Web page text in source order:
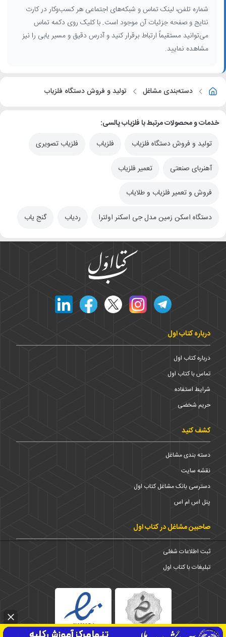
شماره تلفن، لینک تماس و شبکه‌های اجتماعی هر کسب‌وکار در کارت
نتایج و صفحه جزئیات آن موجود است. با کلیک روی دکمه تماس
می‌توانید مستقیماً ارتباط برقرار کنید و آدرس دقیق و مسیر یابی را نیز
مشاهده نمایید.
دسته‌بندی مشاغل تولید و فروش دستگاه فلزیاب
خدمات و محصولات مرتبط با فلزیاب پالسی:
تولید و فروش دستگاه فلزیاب
فلزیاب فلزیاب تصویری
آهنربای صنعتی تعمیر فلزیاب
فروش و تعمیر فلزیاب و طلایاب
دستگاه اسکن زمین مدل جی اسکنر اولترا ردیاب گنج یاب
درباره کتاب اول
درباره کتاب اول
تماس با کتاب اول
شرایط استفاده
حریم شخضی
کشف کنید
دسته بندی مشاغل
نقشه سایت
دسترسی بانک مشاغل کتاب اول
پنل اس ام اس
صاحبین مشاغل در کتاب اول
ثبت اطلاعات شغلی
تبلیغات با کتاب اول